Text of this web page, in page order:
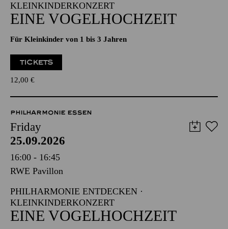
KLEINKINDERKONZERT
EINE VOGELHOCHZEIT
Für Kleinkinder von 1 bis 3 Jahren
TICKETS
12,00 €
PHILHARMONIE ESSEN
Friday
25.09.2026
16:00 - 16:45
RWE Pavillon
PHILHARMONIE ENTDECKEN ·
KLEINKINDERKONZERT
EINE VOGELHOCHZEIT